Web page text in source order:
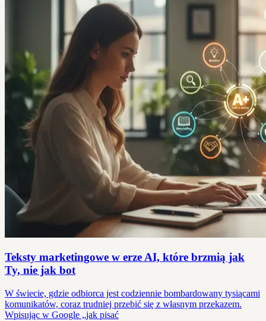
Teksty marketingowe w erze AI, które brzmią jak
Ty, nie jak bot
W świecie, gdzie odbiorca jest codziennie bombardowany tysiącami
komunikatów, coraz trudniej przebić się z własnym przekazem.
Wpisując w Google „jak pisać